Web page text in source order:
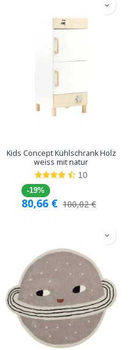
Kids Concept Kühlschrank Holz
weiss mit natur
10
-19%
80,66 € 100,02€